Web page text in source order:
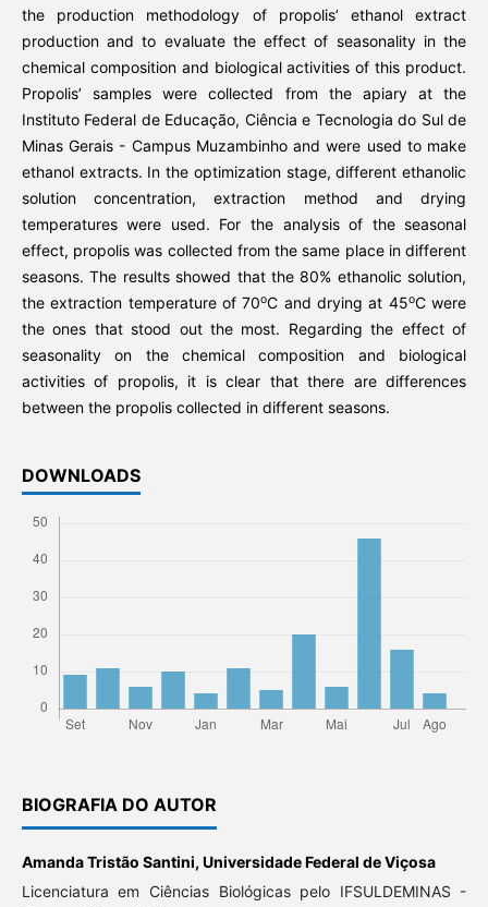
the production methodology of propolis’ ethanol extract
production and to evaluate the effect of seasonality in the
chemical composition and biological activities of this product.
Propolis’ samples were collected from the apiary at the
Instituto Federal de Educação, Ciência e Tecnologia do Sul de
Minas Gerais - Campus Muzambinho and were used to make
ethanol extracts. In the optimization stage, different ethanolic
solution concentration, extraction method and drying
temperatures were used. For the analysis of the seasonal
effect, propolis was collected from the same place in different
seasons. The results showed that the 80% ethanolic solution,
the extraction temperature of 70oC and drying at 45oC were
the ones that stood out the most. Regarding the effect of
seasonality on the chemical composition and biological
activities of propolis, it is clear that there are differences
between the propolis collected in different seasons.
DOWNLOADS
BIOGRAFIA DO AUTOR
Amanda Tristão Santini, Universidade Federal de Viçosa
Licenciatura em Ciências Biológicas pelo IFSULDEMINAS -